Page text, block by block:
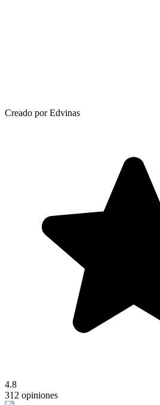
Creado por Edvinas
4.8
312 opiniones